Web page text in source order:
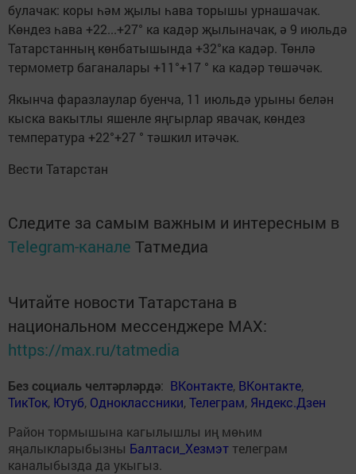
булачак: коры һәм җылы һава торышы урнашачак.
Көндез һава +22...+27° ка кадәр җылыначак, ә 9 июльдә
Татарстанның көнбатышында +32°ка кадәр. Төнлә
термометр баганалары +11°+17 ° ка кадәр төшәчәк.
Якынча фаразлаулар буенча, 11 июльдә урыны белән
кыска вакытлы яшенле яңгырлар явачак, көндез
температура +22°+27 ° тәшкил итәчәк.
Вести Татарстан
Следите за самым важным и интересным в
Telegram-канале Татмедиа
Читайте новости Татарстана в
национальном мессенджере MАХ:
https://max.ru/tatmedia
Без социаль челтәрләрдә: ВКонтакте, ВКонтакте,
ТикТок, Ютуб, Одноклассники,Телеграм, Яндекс.Дзен
Район тормышына кагылышлы иң мөһим
яңалыкларыбызны Балтаси_Хезмэт телеграм
каналыбызда да укыгыз.